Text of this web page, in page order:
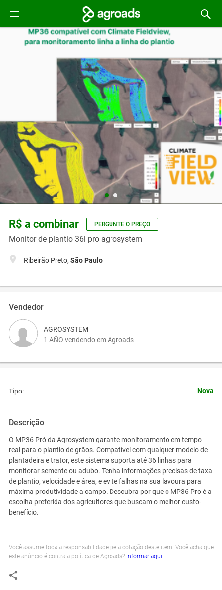
R$ a combinar PERGUNTE O PREÇO
Monitor de plantio 36l pro agrosystem
Ribeirão Preto, São Paulo
Vendedor
AGROSYSTEM
1 AÑO vendendo em Agroads
Tipo: Nova
Descrição
O MP36 Pró da Agrosystem garante monitoramento em tempo
real para o plantio de grãos. Compatível com qualquer modelo de
plantadeira e trator, este sistema suporta até 36 linhas para
monitorar semente ou adubo. Tenha informações precisas de taxa
de plantio, velocidade e área, e evite falhas na sua lavoura para
máxima produtividade a campo. Descubra por que o MP36 Pro é a
escolha preferida dos agricultores que buscam o melhor custo-
benefício.
Você assume toda a responsabilidade pela cotação deste item. Você acha que
este anúncio é contra a política de Agroads? Informar aqui